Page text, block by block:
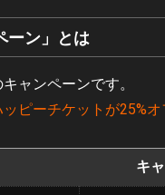
ーン」とは
ャンペーンです。
ピーチケットが25%
キ